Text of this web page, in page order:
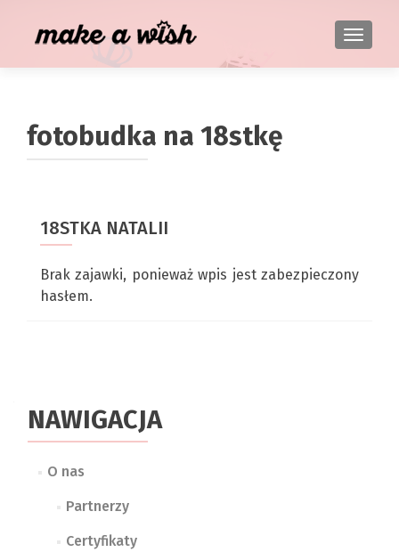
fotobudka na 18stkę
18STKA NATALII
Brak zajawki, ponieważ wpis jest zabezpieczony
hasłem.
NAWIGACJA
O nas
Partnerzy
Certyfikaty